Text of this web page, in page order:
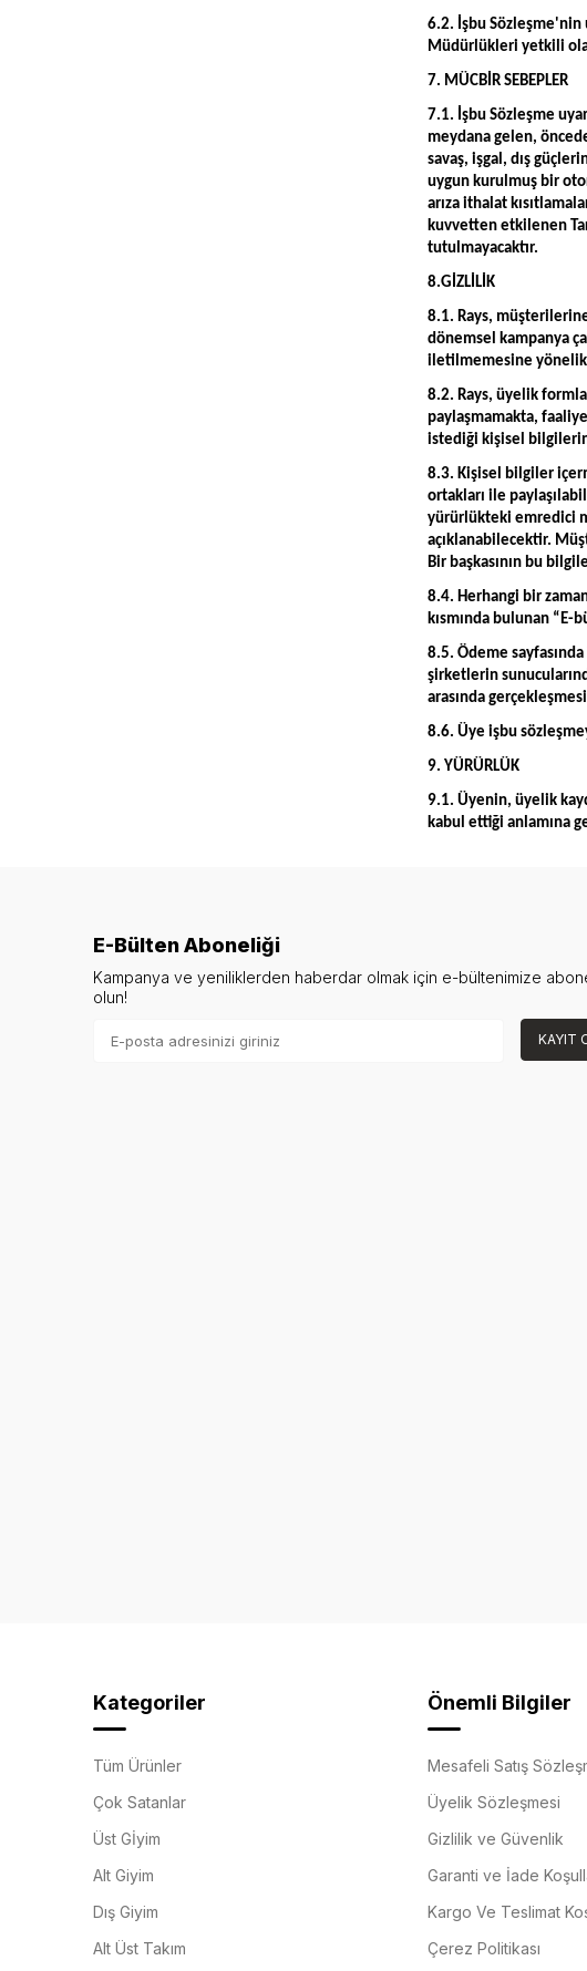
6.2. İşbu Sözleşme'nin
Müdürlükleri yetkili
7. MÜCBİR SEBEPLER
7.1. İşbu Sözleşme
meydana gelen,
savaş, işgal, dış
uygun kurulmuş bir
arıza ithalat
kuvvetten etkilenen
tutulmayacaktır.
8.GİZLİLİK
8.1. Rays,
dönemsel kampanya
iletilmemesine yönelik
8.2. Rays, üyelik
paylaşmamakta,
istediği kişisel
8.3. Kişisel bilgiler
ortakları ile
yürürlükteki emredici
açıklanabilecektir.
Bir başkasının bu
8.4. Herhangi bir
kısmında bulunan “E-
8.5. Ödeme
şirketlerin
arasında
8.6. Üye işbu
9. YÜRÜRLÜK
9.1. Üyenin, üyelik
kabul ettiği anlamına
E-Bülten Aboneliği
Kampanya ve yeniliklerden haberdar olmak için e-bültenimize
olun!
KAYIT
Kategoriler
Tüm Ürünler
Çok Satanlar
Üst Gİyim
Alt Giyim
Dış Giyim
Alt Üst Takım
Önemli Bilgiler
Mesafeli Satış
Üyelik Sözleşmesi
Gizlilik ve Güvenlik
Garanti ve İade
Kargo Ve Teslimat
Çerez Politikası